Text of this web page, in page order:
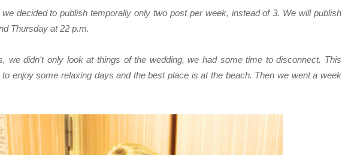
decided to publish temporally only two post per week, instead of 3. We will publish
Thursday at 22 p.m.
we didn't only look at things of the wedding, we had some time to disconnect. This
enjoy some relaxing days and the best place is at the beach. Then we went a week